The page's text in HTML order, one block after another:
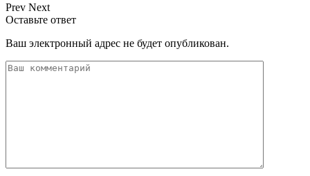
Prev Next
Оставьте ответ
Ваш электронный адрес не будет опубликован.